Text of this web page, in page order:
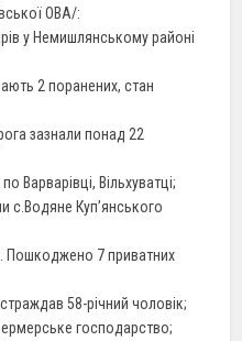
ОВА/:
у Немишлянському районі
2 поранених, стан
зазнали понад 22
Варварівці, Вільхуватці;
с.Водяне Куп’янського
Пошкоджено 7 приватних
58-річний чоловік;
господарство;